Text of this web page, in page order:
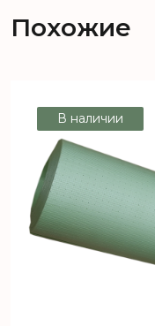
Похожие
В наличии